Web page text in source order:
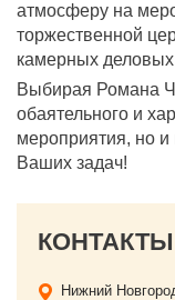
атмосферу на
торжественной
камерных
Выбирая Романа
обаятельного и
мероприятия, но и
Ваших задач!
Нижний